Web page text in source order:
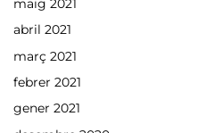
maig 2021
abril 2021
març 2021
febrer 2021
gener 2021